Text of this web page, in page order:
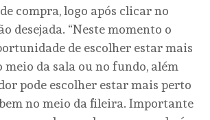
compra, logo após clicar no
desejada. “Neste momento o
de escolher estar mais
meio da sala ou no fundo, além
pode escolher estar mais perto
no meio da fileira. Importante